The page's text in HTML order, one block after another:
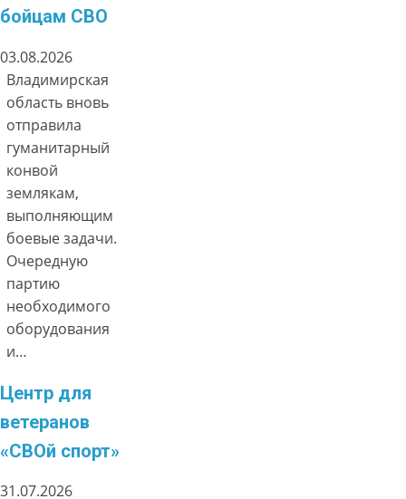
бойцам СВО
03.08.2026
Владимирская
область вновь
отправила
гуманитарный
конвой
землякам,
выполняющим
боевые задачи.
Очередную
партию
необходимого
оборудования
и…
Центр для
ветеранов
«СВОй спорт»
31.07.2026